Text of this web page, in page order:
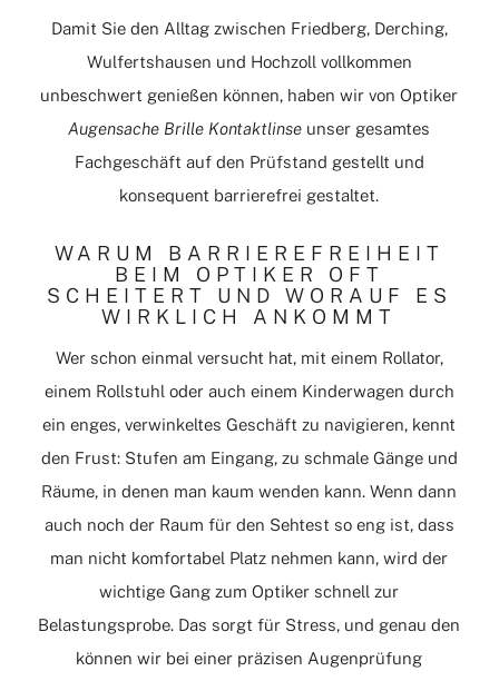
Damit Sie den Alltag zwischen Friedberg, Derching,
Wulfertshausen und Hochzoll vollkommen
unbeschwert genießen können, haben wir von Optiker
Augensache Brille Kontaktlinse unser gesamtes
Fachgeschäft auf den Prüfstand gestellt und
konsequent barrierefrei gestaltet.
WARUM BARRIEREFREIHEIT
BEIM OPTIKER OFT
SCHEITERT UND WORAUF ES
WIRKLICH ANKOMMT
Wer schon einmal versucht hat, mit einem Rollator,
einem Rollstuhl oder auch einem Kinderwagen durch
ein enges, verwinkeltes Geschäft zu navigieren, kennt
den Frust: Stufen am Eingang, zu schmale Gänge und
Räume, in denen man kaum wenden kann. Wenn dann
auch noch der Raum für den Sehtest so eng ist, dass
man nicht komfortabel Platz nehmen kann, wird der
wichtige Gang zum Optiker schnell zur
Belastungsprobe. Das sorgt für Stress, und genau den
können wir bei einer präzisen Augenprüfung